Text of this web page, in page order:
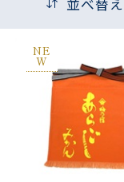
並べ替え
NE
W